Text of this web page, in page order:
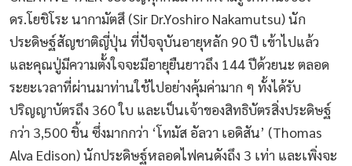
ดร.โยชิโระ นากามัตสึ (Sir Dr.Yoshiro Nakamutsu) นัก
ประดิษฐ์สัญชาติญี่ปุ่น ที่ปัจจุบันอายุหลัก 90 ปี เข้าไปแล้ว
และคุณปู่มีความตั้งใจจะมีอายุยืนยาวถึง 144 ปีด้วยนะ ตลอด
ระยะเวลาที่ผ่านมาท่านใช้ไปอย่างคุ้มค่ามาก ๆ ทั้งได้รับ
ปริญญาบัตรถึง 360 ใบ และเป็นเจ้าของสิทธิบัตรสิ่งประดิษฐ์
กว่า 3,500 ชิ้น ซึ่งมากกว่า ‘โทมัส อัลวา เอดิสัน’ (Thomas
Alva Edison) นักประดิษฐ์หลอดไฟคนดังถึง 3 เท่า และเพิ่งจะ